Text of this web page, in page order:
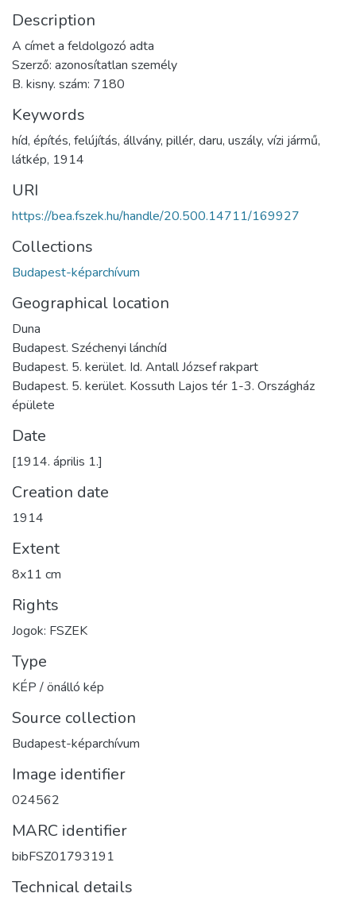
Description
A címet a feldolgozó adta
Szerző: azonosítatlan személy
B. kisny. szám: 7180
Keywords
híd, építés, felújítás, állvány, pillér, daru, uszály, vízi jármű,
látkép, 1914
URI
https://bea.fszek.hu/handle/20.500.14711/169927
Collections
Budapest-képarchívum
Geographical location
Duna
Budapest. Széchenyi lánchíd
Budapest. 5. kerület. Id. Antall József rakpart
Budapest. 5. kerület. Kossuth Lajos tér 1-3. Országház
épülete
Date
[1914. április 1.]
Creation date
1914
Extent
8x11 cm
Rights
Jogok: FSZEK
Type
KÉP / önálló kép
Source collection
Budapest-képarchívum
Image identifier
024562
MARC identifier
bibFSZ01793191
Technical details